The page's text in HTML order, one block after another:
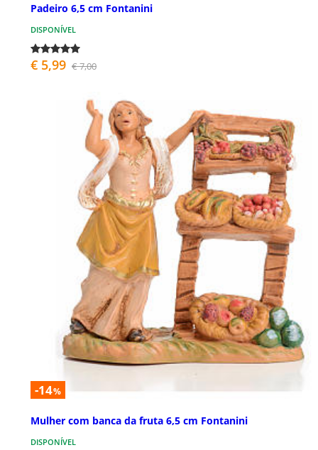
Padeiro 6,5 cm Fontanini
DISPONÍVEL
€ 5,99 € 7,00
-14%
Mulher com banca da fruta 6,5 cm Fontanini
DISPONÍVEL